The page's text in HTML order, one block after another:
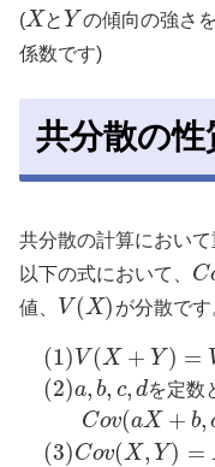
(Xと Y の傾向の強さ
係数です)
共分散の性
共分散の計算において
以下の式において、 C
値、
V (X) が分散です
(1 ) V (X + Y) =
(2)a, b, c, dを定数
Cov(aX + b,
(3)Cov(X, Y) =